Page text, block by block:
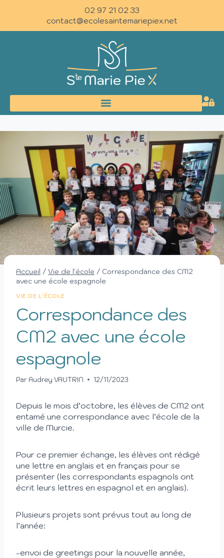
02 97 21 02 33
contact@ecolesaintemariepiex.net
Accueil / Vie de l'école / Correspondance des CM2
avec une école espagnole
VIE DE L'ÉCOLE
Correspondance des
CM2 avec une école
espagnole
Par Audrey VAUTRIN 12/11/2023
Depuis le mois d’octobre, les élèves de CM2 ont
entamé une correspondance avec l’école de la
ville de Murcie.
Pour ce premier échange, les élèves ont rédigé
une lettre en anglais et en français pour se
présenter (les correspondants espagnols ont
écrit leurs lettres en espagnol et en anglais).
Plusieurs projets sont prévus tout au long de
l’année:
-envoi de greetings pour la nouvelle année,